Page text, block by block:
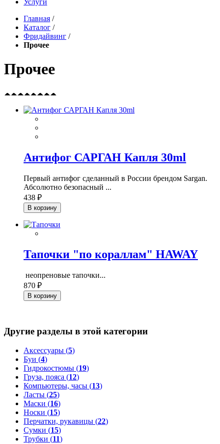
Услуги
Главная /
Каталог /
Фридайвинг /
Прочее
Прочее
Антифог САРГАН Капля 30ml
Первый антифог сделанный в России брендом Sargan.
Абсолютно безопасный ...
438 ₽
В корзину
Тапочки "по кораллам" HAWAY
неопреновые тапочки...
870 ₽
В корзину
Другие разделы в этой категории
Аксессуары (5)
Буи (4)
Гидрокостюмы (19)
Груза, пояса (12)
Компьютеры, часы (13)
Ласты (25)
Маски (16)
Носки (15)
Перчатки, рукавицы (22)
Сумки (15)
Трубки (11)